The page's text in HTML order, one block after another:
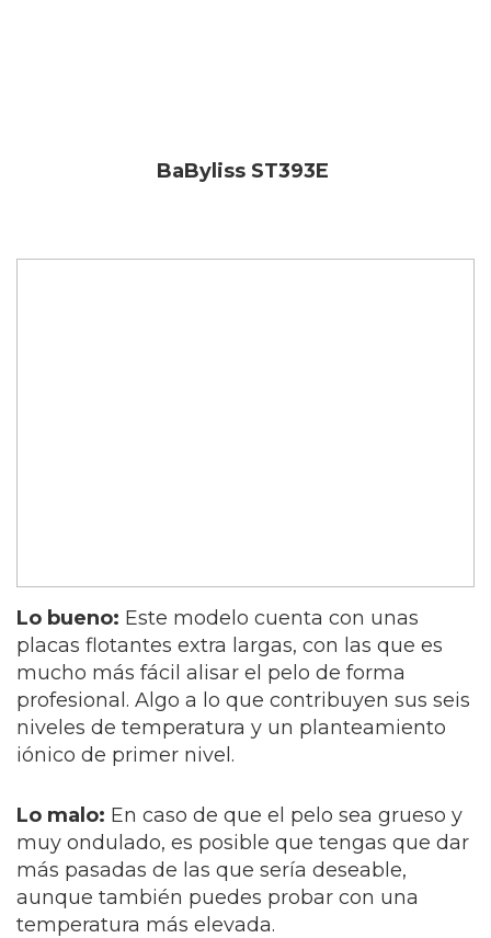
BaByliss ST393E
Lo bueno: Este modelo cuenta con unas
placas flotantes extra largas, con las que es
mucho más fácil alisar el pelo de forma
profesional. Algo a lo que contribuyen sus seis
niveles de temperatura y un planteamiento
iónico de primer nivel.
Lo malo: En caso de que el pelo sea grueso y
muy ondulado, es posible que tengas que dar
más pasadas de las que sería deseable,
aunque también puedes probar con una
temperatura más elevada.